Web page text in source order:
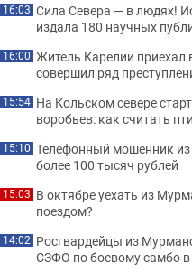
16:03 Сила Севера — в людях!
издала 180 научных
16:00 Житель Карелии приехал
совершил ряд
15:54 На Кольском севере
воробьев: как считать
15:10 Телефонный мошенник из
более 100 тысяч рублей
15:03 В октябре уехать из
поездом?
14:02 Росгвардейцы из
СЗФО по боевому самбо в